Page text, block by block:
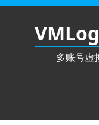
跳
多账号虚